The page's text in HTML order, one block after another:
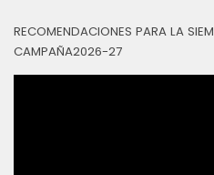
RECOMENDACIONES PARA LA
CAMPAÑA2026-27